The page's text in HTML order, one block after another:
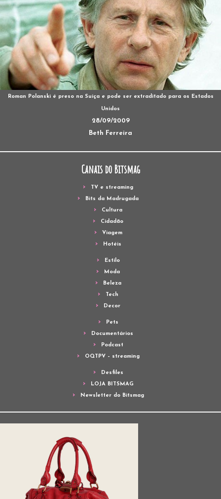
Roman Polanski é preso na Suiça e pode ser extraditado para os Estados
Unidos
28/09/2009
Beth Ferreira
Canais do Bitsmag
TV e streaming
Bits da Madrugada
Cultura
Cidadão
Viagem
Hotéis
Estilo
Moda
Beleza
Tech
Decor
Pets
Documentários
Podcast
OQTPV – streaming
Desfiles
LOJA BITSMAG
Newsletter do Bitsmag